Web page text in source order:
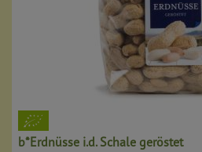
b*Erdnüsse i.d. Schale geröstet